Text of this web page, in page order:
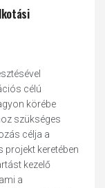
célú
körébe
szükséges
célja a
projekt keretében
kezelő
a